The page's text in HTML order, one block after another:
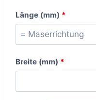
Länge (mm) *
Breite (mm) *